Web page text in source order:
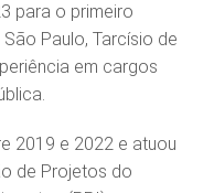
para o primeiro
Paulo, Tarcísio de
em cargos
2019 e 2022 e atuou
de Projetos do